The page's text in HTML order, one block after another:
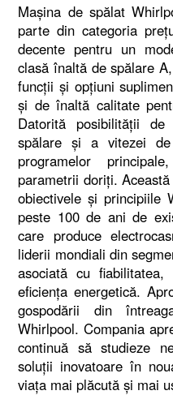
Mașina de spălat
parte din categoria
decente pentru un
clasă înaltă de spălare
funcții și opțiuni
și de înaltă calitate
Datorită posibilității
spălare și a vitezei
programelor
parametrii doriți.
obiectivele și principiile
peste 100 de ani de
care produce
liderii mondiali din
asociată cu fiabilitatea,
eficiența energetică.
gospodării din
Whirlpool. Compania
continuă să studieze
soluții inovatoare în
viața mai plăcută și mai